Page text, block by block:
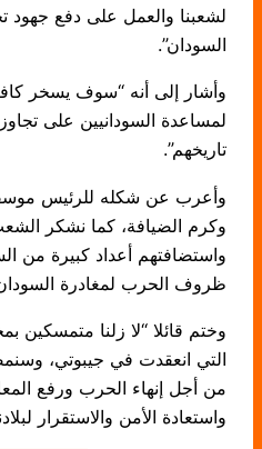
لشعبنا والعمل على دفع جهود
السودان”.
وأشار إلى أنه “سوف يسخر كافة
لمساعدة السودانيين على
تاريخهم”.
وأعرب عن شكله للرئيس
وكرم الضيافة، كما نشكر
واستضافتهم أعداد كبيرة من
ظروف الحرب لمغادرة
وختم قائلا “لا زلنا متمسكين
التي انعقدت في جيبوتي،
من أجل إنهاء الحرب ورفع
واستعادة الأمن والاستقرار